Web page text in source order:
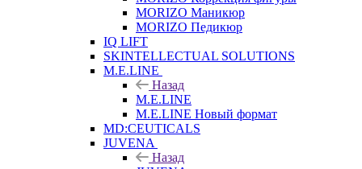
MORIZO Маникюр
MORIZO Педикюр
IQ LIFT
SKINTELLECTUAL SOLUTIONS
M.E.LINE
Назад
M.E.LINE
M.E.LINE Новый формат
MD:CEUTICALS
JUVENA
Назад